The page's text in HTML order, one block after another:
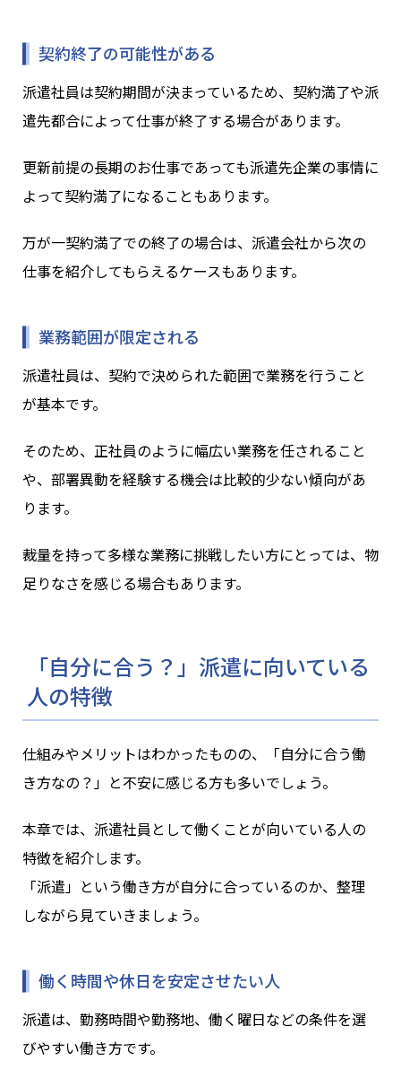
契約終了の可能性がある
派遣社員は契約期間が決まっているため、契約満了や派
遣先都合によって仕事が終了する場合があります。
更新前提の長期のお仕事であっても派遣先企業の事情に
よって契約満了になることもあります。
万が一契約満了での終了の場合は、派遣会社から次の
仕事を紹介してもらえるケースもあります。
業務範囲が限定される
派遣社員は、契約で決められた範囲で業務を行うこと
が基本です。
そのため、正社員のように幅広い業務を任されること
や、部署異動を経験する機会は比較的少ない傾向があ
ります。
裁量を持って多様な業務に挑戦したい方にとっては、物
足りなさを感じる場合もあります。
「自分に合う？」派遣に向いている
人の特徴
仕組みやメリットはわかったものの、「自分に合う働
き方なの？」と不安に感じる方も多いでしょう。
本章では、派遣社員として働くことが向いている人の
特徴を紹介します。
「派遣」という働き方が自分に合っているのか、整理
しながら見ていきましょう。
働く時間や休日を安定させたい人
派遣は、勤務時間や勤務地、働く曜日などの条件を選
びやすい働き方です。